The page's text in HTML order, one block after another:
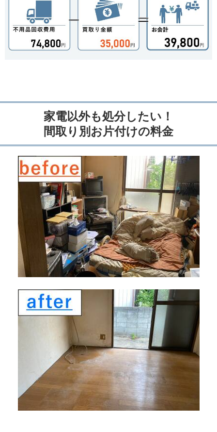
家電以外も処分したい！
間取り別お片付けの料金